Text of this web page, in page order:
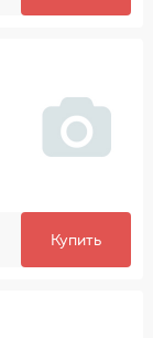
Купить